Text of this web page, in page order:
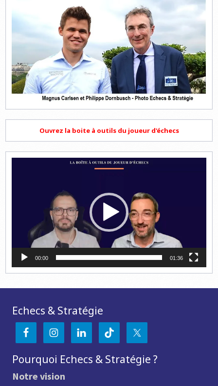
Ouvrez la boite à outils du joueur d'échecs
00:00 01:36
Echecs & Stratégie
Pourquoi Echecs & Stratégie ?
Notre vision